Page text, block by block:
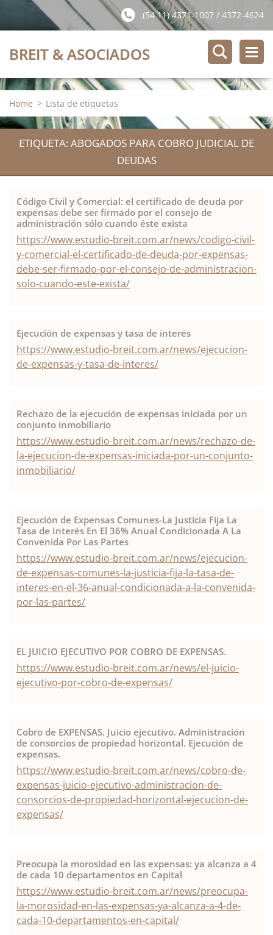
(54 11) 4371-1007 / 4372-4624
BREIT & ASOCIADOS
Home > Lista de etiquetas
ETIQUETA: ABOGADOS PARA COBRO JUDICIAL DE
DEUDAS
Código Civil y Comercial: el certificado de deuda por
expensas debe ser firmado por el consejo de
administración sólo cuando éste exista
https://www.estudio-breit.com.ar/news/codigo-civil-
y-comercial-el-certificado-de-deuda-por-expensas-
debe-ser-firmado-por-el-consejo-de-administracion-
solo-cuando-este-exista/
Ejecución de expensas y tasa de interés
https://www.estudio-breit.com.ar/news/ejecucion-
de-expensas-y-tasa-de-interes/
Rechazo de la ejecución de expensas iniciada por un
conjunto inmobiliario
https://www.estudio-breit.com.ar/news/rechazo-de-
la-ejecucion-de-expensas-iniciada-por-un-conjunto-
inmobiliario/
Ejecución de Expensas Comunes-La Justicia Fija La
Tasa de Interés En El 36% Anual Condicionada A La
Convenida Por Las Partes
https://www.estudio-breit.com.ar/news/ejecucion-
de-expensas-comunes-la-justicia-fija-la-tasa-de-
interes-en-el-36-anual-condicionada-a-la-convenida-
por-las-partes/
EL JUICIO EJECUTIVO POR COBRO DE EXPENSAS.
https://www.estudio-breit.com.ar/news/el-juicio-
ejecutivo-por-cobro-de-expensas/
Cobro de EXPENSAS. Juicio ejecutivo. Administración
de consorcios de propiedad horizontal. Ejecución de
expensas.
https://www.estudio-breit.com.ar/news/cobro-de-
expensas-juicio-ejecutivo-administracion-de-
consorcios-de-propiedad-horizontal-ejecucion-de-
expensas/
Preocupa la morosidad en las expensas: ya alcanza a 4
de cada 10 departamentos en Capital
https://www.estudio-breit.com.ar/news/preocupa-
la-morosidad-en-las-expensas-ya-alcanza-a-4-de-
cada-10-departamentos-en-capital/